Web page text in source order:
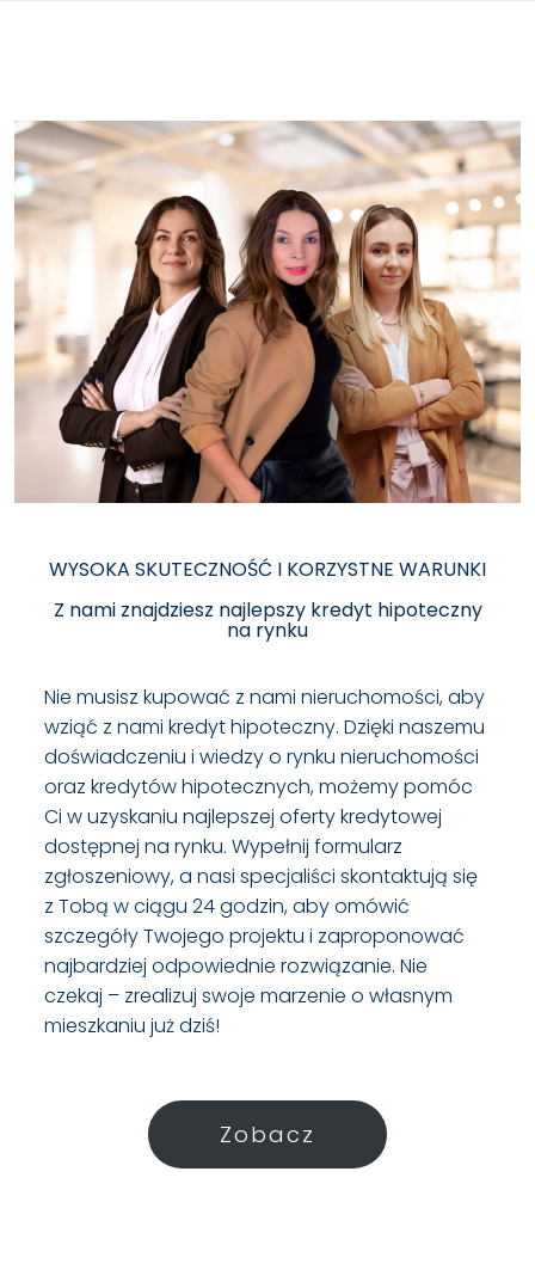
WYSOKA SKUTECZNOŚĆ I KORZYSTNE WARUNKI
Z nami znajdziesz najlepszy kredyt hipoteczny
na rynku
Nie musisz kupować z nami nieruchomości, aby
wziąć z nami kredyt hipoteczny. Dzięki naszemu
doświadczeniu i wiedzy o rynku nieruchomości
oraz kredytów hipotecznych, możemy pomóc
Ci w uzyskaniu najlepszej oferty kredytowej
dostępnej na rynku. Wypełnij formularz
zgłoszeniowy, a nasi specjaliści skontaktują się
z Tobą w ciągu 24 godzin, aby omówić
szczegóły Twojego projektu i zaproponować
najbardziej odpowiednie rozwiązanie. Nie
czekaj – zrealizuj swoje marzenie o własnym
mieszkaniu już dziś!
Zobacz